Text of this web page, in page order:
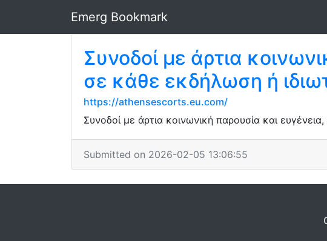
Emerg Bookmark
Συνοδοί με άρτια
σε κάθε εκδήλωση ή
https://athensescorts.eu.com/
Συνοδοί με άρτια κοινωνική παρουσία και
Submitted on 2026-02-05 13:06:55